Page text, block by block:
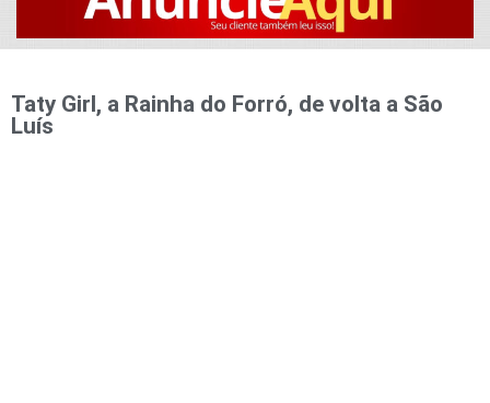
Taty Girl, a Rainha do Forró, de volta a São
Luís